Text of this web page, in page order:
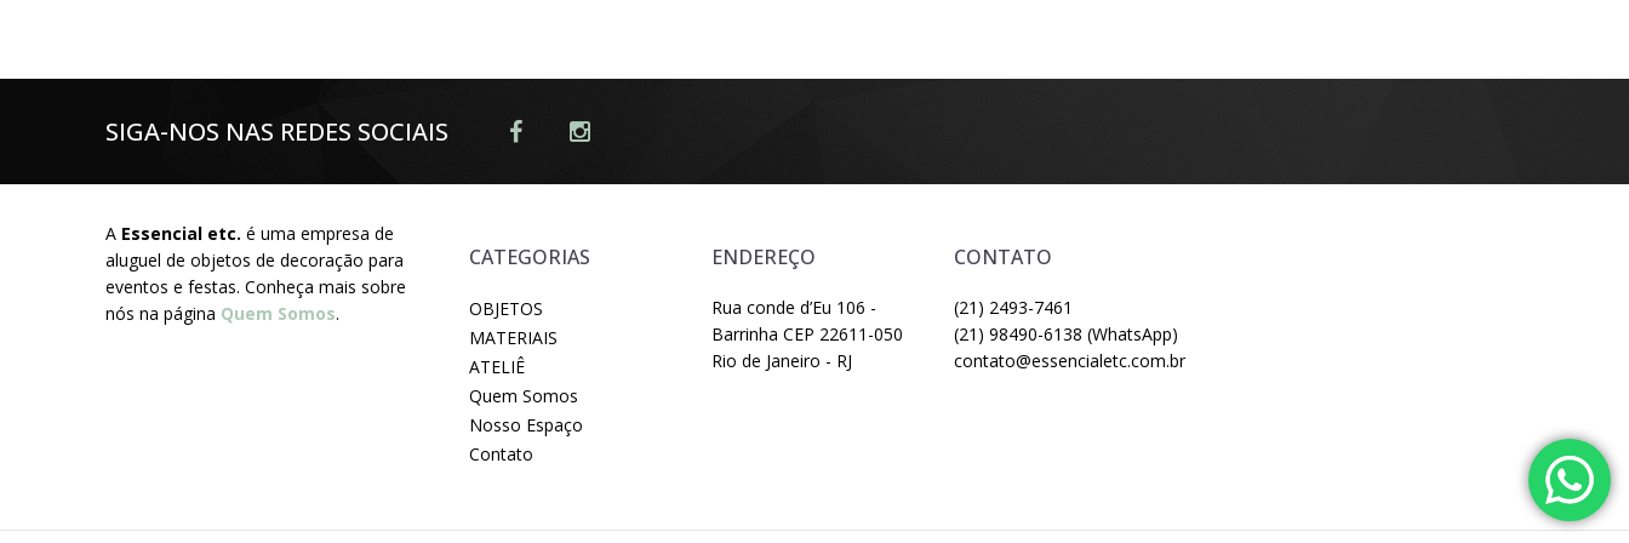
SIGA-NOS NAS REDES SOCIAIS
A Essencial etc. é uma empresa de
aluguel de objetos de decoração para
eventos e festas. Conheça mais sobre
nós na página Quem Somos.
CATEGORIAS
OBJETOS
MATERIAIS
ATELIÊ
Quem Somos
Nosso Espaço
Contato
ENDEREÇO
Rua conde d’Eu 106 -
Barrinha CEP 22611-050
Rio de Janeiro - RJ
CONTATO
(21) 2493-7461
(21) 98490-6138 (WhatsApp)
contato@essencialetc.com.br